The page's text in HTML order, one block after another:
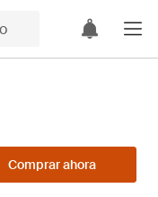
Comprar ahora